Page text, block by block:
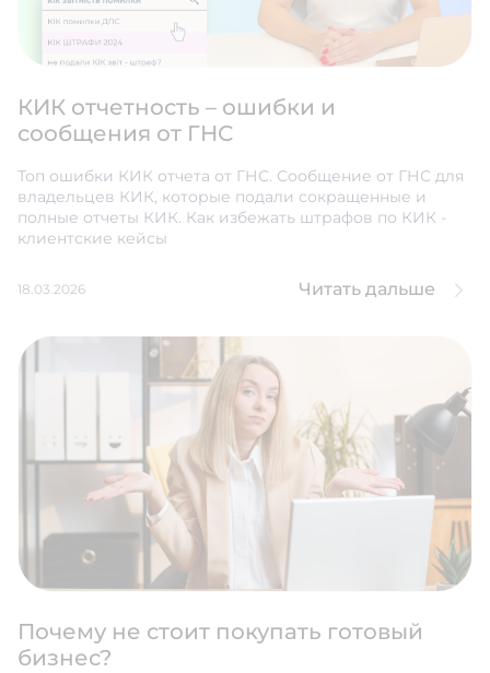
КИК отчетность – ошибки и
сообщения от ГНС
Топ ошибки КИК отчета от ГНС. Сообщение от ГНС для
владельцев КИК, которые подали сокращенные и
полные отчеты КИК. Как избежать штрафов по КИК -
клиентские кейсы
18.03.2026 Читать дальше
Почему не стоит покупать готовый
бизнес?